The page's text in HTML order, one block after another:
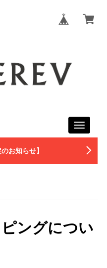
Toggle
お知らせ】
ングについ